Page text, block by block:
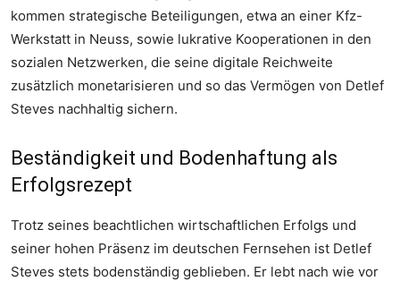
kommen strategische Beteiligungen, etwa an einer Kfz-
Werkstatt in Neuss, sowie lukrative Kooperationen in den
sozialen Netzwerken, die seine digitale Reichweite
zusätzlich monetarisieren und so das Vermögen von Detlef
Steves nachhaltig sichern.
Beständigkeit und Bodenhaftung als
Erfolgsrezept
Trotz seines beachtlichen wirtschaftlichen Erfolgs und
seiner hohen Präsenz im deutschen Fernsehen ist Detlef
Steves stets bodenständig geblieben. Er lebt nach wie vor